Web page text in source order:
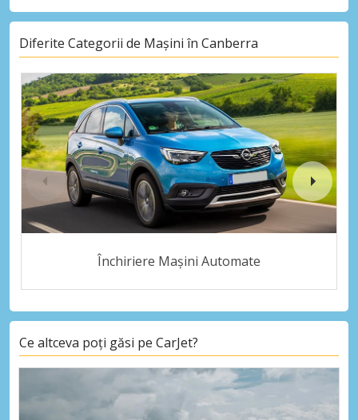
Diferite Categorii de Mașini în Canberra
Închiriere Mașini Automate
Ce altceva poți găsi pe CarJet?